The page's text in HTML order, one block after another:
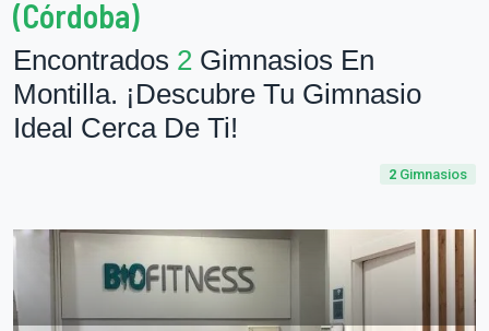
(Córdoba)
Encontrados 2 Gimnasios En
Montilla. ¡Descubre Tu Gimnasio
Ideal Cerca De Ti!
2 Gimnasios